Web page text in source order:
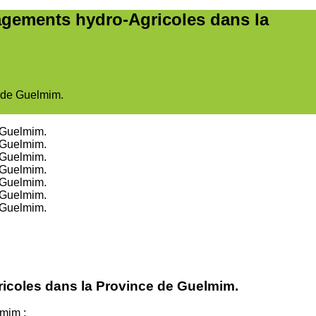
hydro-Agricoles dans la
Guelmim.
dans la Province de Guelmim.
;